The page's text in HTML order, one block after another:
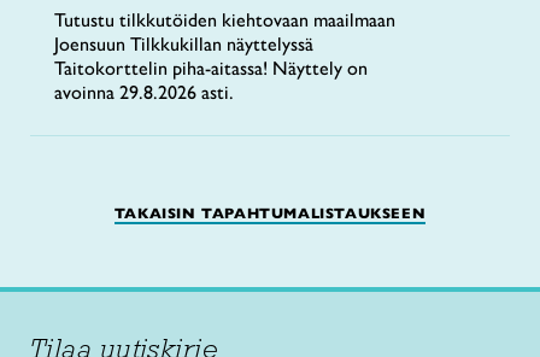
Tutustu tilkkutöiden kiehtovaan maailmaan
Joensuun Tilkkukillan näyttelyssä
Taitokorttelin piha-aitassa! Näyttely on
avoinna 29.8.2026 asti.
TAKAISIN TAPAHTUMALISTAUKSEEN
Tilaa uutiskirje